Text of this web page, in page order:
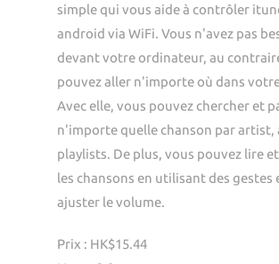
simple qui vous aide à contrôler
android via WiFi. Vous n'avez pas
devant votre ordinateur, au
pouvez aller n'importe où dans
Avec elle, vous pouvez chercher et
n'importe quelle chanson par artist,
playlists. De plus, vous pouvez lire
les chansons en utilisant des gestes
ajuster le volume.
Prix : HK$15.44